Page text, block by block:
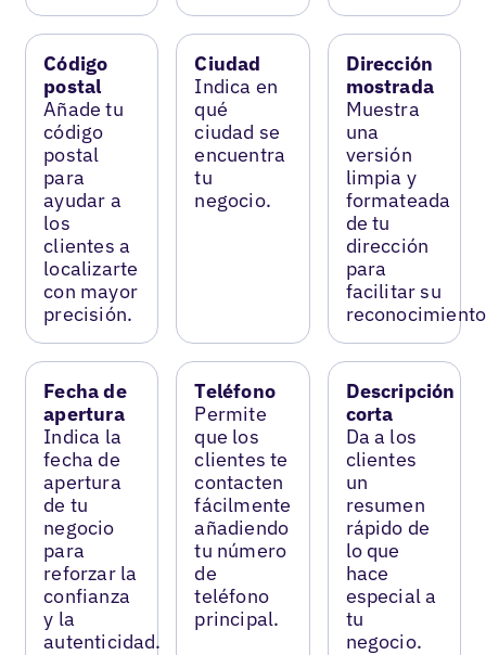
Código
postal
Añade tu
código
postal
para
ayudar a
los
clientes a
localizarte
con mayor
precisión.
Ciudad
Indica en
qué
ciudad se
encuentra
tu
negocio.
Dirección
mostrada
Muestra
una
versión
limpia y
formateada
de tu
dirección
para
facilitar su
Fecha de
apertura
Indica la
fecha de
apertura
de tu
negocio
para
reforzar la
confianza
y la
autenticidad.
Teléfono
Permite
que los
clientes te
contacten
fácilmente
añadiendo
tu número
de
teléfono
principal.
Descripción
corta
Da a los
clientes
un
resumen
rápido de
lo que
hace
especial a
tu
negocio.